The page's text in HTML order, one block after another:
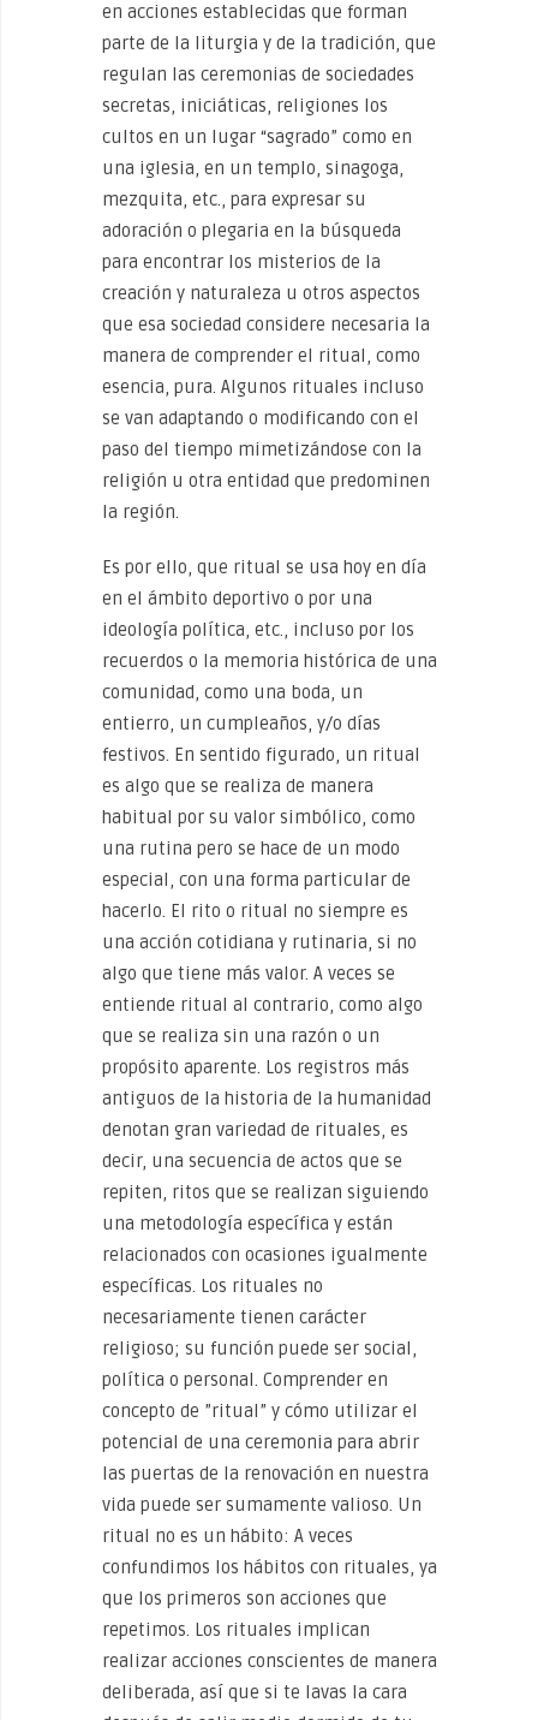
en acciones establecidas que forman
parte de la liturgia y de la tradición, que
regulan las ceremonias de sociedades
secretas, iniciáticas, religiones los
cultos en un lugar “sagrado” como en
una iglesia, en un templo, sinagoga,
mezquita, etc., para expresar su
adoración o plegaria en la búsqueda
para encontrar los misterios de la
creación y naturaleza u otros aspectos
que esa sociedad considere necesaria la
manera de comprender el ritual, como
esencia, pura. Algunos rituales incluso
se van adaptando o modificando con el
paso del tiempo mimetizándose con la
religión u otra entidad que predominen
la región.
Es por ello, que ritual se usa hoy en día
en el ámbito deportivo o por una
ideología política, etc., incluso por los
recuerdos o la memoria histórica de una
comunidad, como una boda, un
entierro, un cumpleaños, y/o días
festivos. En sentido figurado, un ritual
es algo que se realiza de manera
habitual por su valor simbólico, como
una rutina pero se hace de un modo
especial, con una forma particular de
hacerlo. El rito o ritual no siempre es
una acción cotidiana y rutinaria, si no
algo que tiene más valor. A veces se
entiende ritual al contrario, como algo
que se realiza sin una razón o un
propósito aparente. Los registros más
antiguos de la historia de la humanidad
denotan gran variedad de rituales, es
decir, una secuencia de actos que se
repiten, ritos que se realizan siguiendo
una metodología específica y están
relacionados con ocasiones igualmente
específicas. Los rituales no
necesariamente tienen carácter
religioso; su función puede ser social,
política o personal. Comprender en
concepto de ”ritual” y cómo utilizar el
potencial de una ceremonia para abrir
las puertas de la renovación en nuestra
vida puede ser sumamente valioso. Un
ritual no es un hábito: A veces
confundimos los hábitos con rituales, ya
que los primeros son acciones que
repetimos. Los rituales implican
realizar acciones conscientes de manera
deliberada, así que si te lavas la cara